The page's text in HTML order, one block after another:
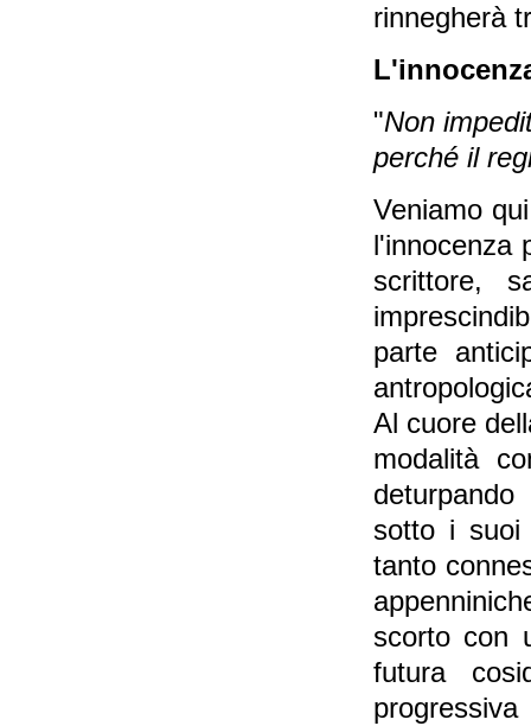
rinnegherà
"Non
perché il
Veniamo
l'innocenza
scrittore,
parte
Al cuore
modalità
sotto i suoi
tanto
scorto con
futura